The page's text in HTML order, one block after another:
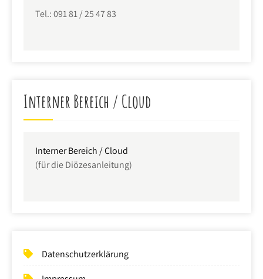
Tel.: 091 81 / 25 47 83
Interner Bereich / Cloud
Interner Bereich / Cloud
(für die Diözesanleitung)
Datenschutzerklärung